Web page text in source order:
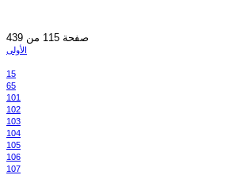
صفحة 115 من 439
الأولى
15
65
101
102
103
104
105
106
107